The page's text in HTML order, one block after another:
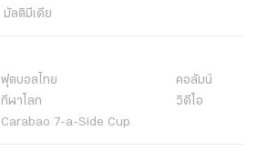
มัลติมีเดีย
ฟุตบอลไทย
คอลัมน์
กีฬาโลก
วิดีโอ
Carabao 7-a-Side Cup